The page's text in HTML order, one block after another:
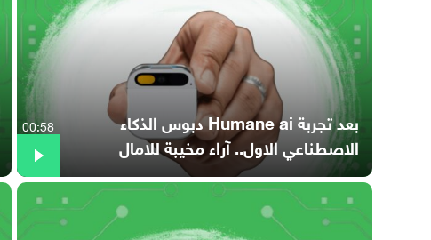
بعد تجربة Humane ai دبوس الذكاء
الاصطناعي الاول.. آراء مخيبة للامال
00:58